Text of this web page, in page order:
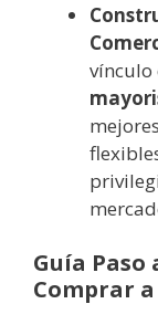
vínculo
Guía Paso
Comprar